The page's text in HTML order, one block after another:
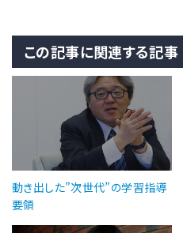
この記事に関連する記事
動き出した”次世代”の学習指導
要領